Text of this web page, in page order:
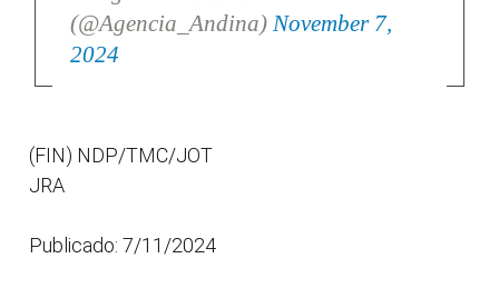
(@Agencia_Andina) November 7,
2024
(FIN) NDP/TMC/JOT
JRA
Publicado: 7/11/2024